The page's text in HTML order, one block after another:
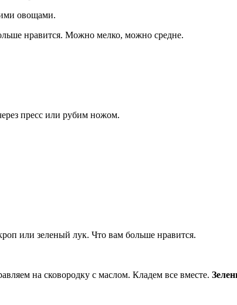
овощами.
нравится. Можно мелко, можно средне.
пресс или рубим ножом.
или зеленый лук. Что вам больше нравится.
на сковородку с маслом. Кладем все вместе.